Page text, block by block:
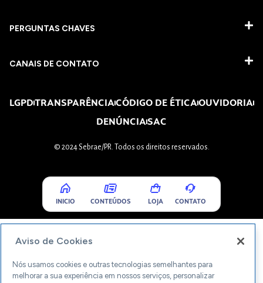
PERGUNTAS CHAVES​
CANAIS DE CONTATO
LGPDTRANSPARÊNCIACÓDIGO DE ÉTICAOUVIDORIA
DENÚNCIASAC
© 2024 Sebrae/PR. Todos os direitos reservados.
INICIO CONTEÚDOS LOJA CONTATO
Aviso de Cookies
Nós usamos cookies e outras tecnologias semelhantes para
melhorar a sua experiência em nossos serviços, personalizar